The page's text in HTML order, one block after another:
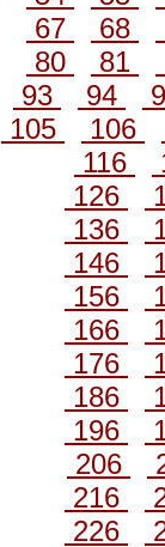
67
68
80
81
93
94
105
106
116
126
136
146
156
166
176
186
196
206
216
226